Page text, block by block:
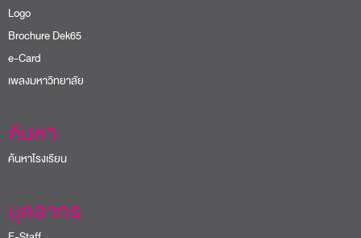
Logo
Brochure Dek65
e-Card
เพลงมหาวิทยาลัย
ค้นหา
ค้นหาโรงเรียน
บุคลากร